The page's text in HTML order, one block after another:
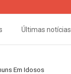
Últimas notícias
Em Idosos